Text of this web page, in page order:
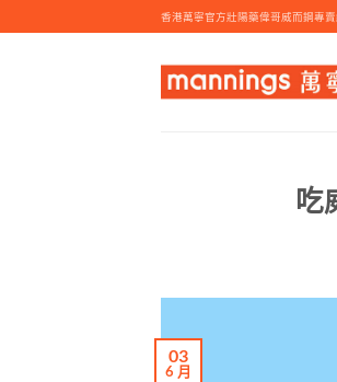
to
香港萬寧官方壯陽藥偉哥威而鋼專
吃
03
6 月